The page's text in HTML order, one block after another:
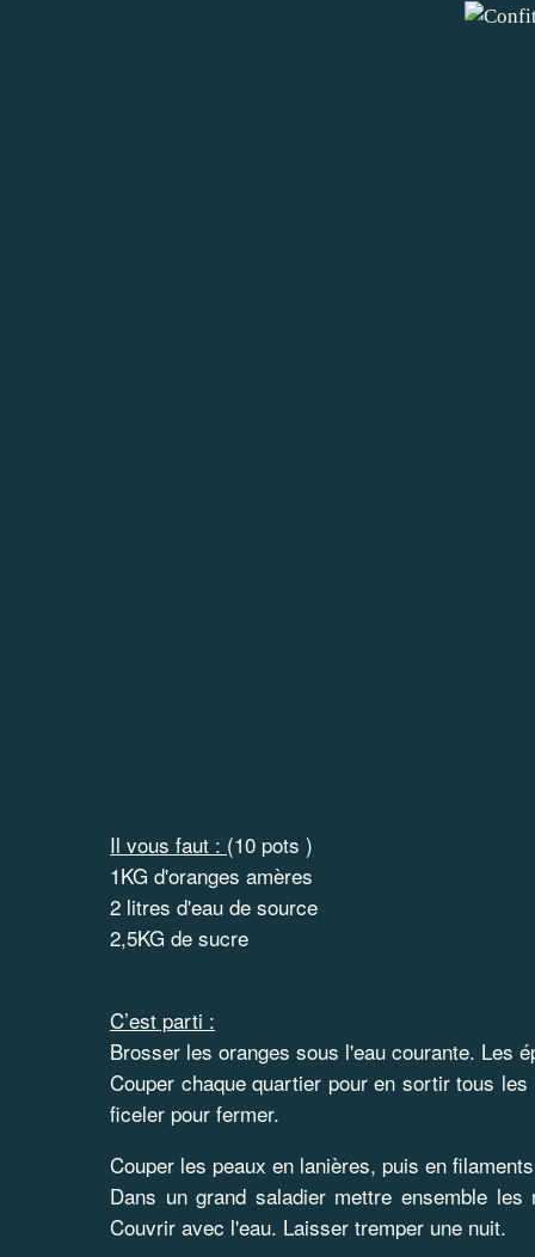
Il vous faut : (10 pots )
1KG d'oranges amères
2 litres d'eau de source
2,5KG de sucre
C’est parti :
Brosser les oranges sous l'eau courante. Les
Couper chaque quartier pour en sortir tous
ficeler pour fermer.
Couper les peaux en lanières, puis en
Dans un grand saladier mettre ensemble
Couvrir avec l'eau. Laisser tremper une nuit.